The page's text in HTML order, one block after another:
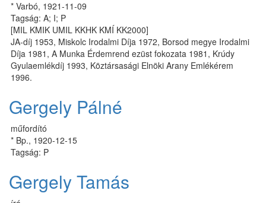
* Varbó, 1921-11-09
Tagság: A; I; P
[MIL KMIK UMIL KKHK KMÍ KK2000]
JA-díj 1953, Miskolc Irodalmi Díja 1972, Borsod megye Irodalmi
Díja 1981, A Munka Érdemrend ezüst fokozata 1981, Krúdy
Gyulaemlékdíj 1993, Köztársasági Elnöki Arany Emlékérem
1996.
Gergely Pálné
műfordító
* Bp., 1920-12-15
Tagság: P
Gergely Tamás